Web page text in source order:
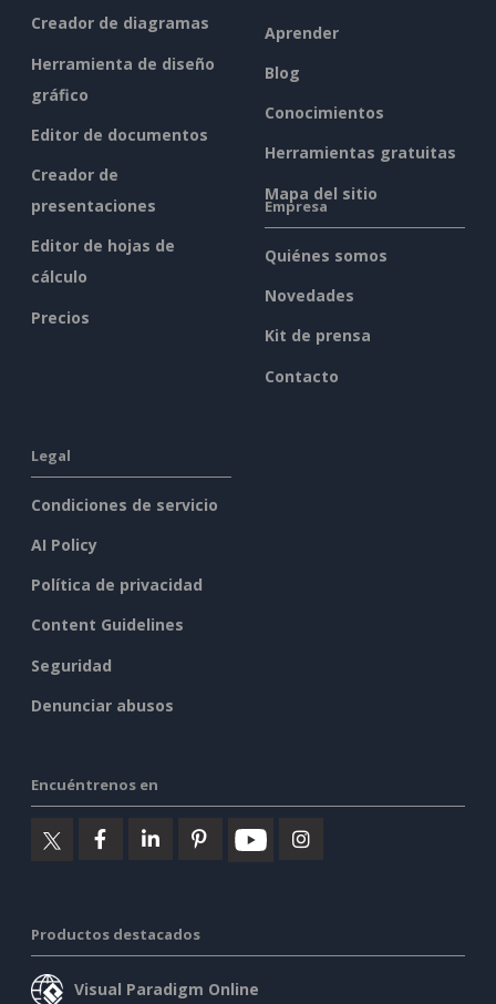
Creador de diagramas
Herramienta de diseño
gráfico
Editor de documentos
Creador de
presentaciones
Editor de hojas de
cálculo
Precios
Aprender
Blog
Conocimientos
Herramientas gratuitas
Mapa del sitio
Empresa
Quiénes somos
Novedades
Kit de prensa
Contacto
Legal
Condiciones de servicio
AI Policy
Política de privacidad
Content Guidelines
Seguridad
Denunciar abusos
Encuéntrenos en
Productos destacados
Visual Paradigm Online